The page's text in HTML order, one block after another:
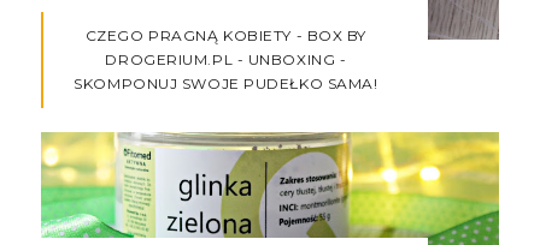
CZEGO PRAGNĄ KOBIETY - BOX BY
DROGERIUM.PL - UNBOXING -
SKOMPONUJ SWOJE PUDEŁKO SAMA!